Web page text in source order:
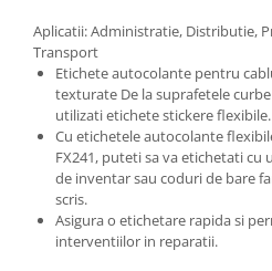
Aplicatii: Administratie, Distributie,
Transport
Etichete autocolante pentru
texturate De la suprafetele
utilizati etichete stickere flexibile.
Cu etichetele autocolante
FX241, puteti sa va etichetati
de inventar sau coduri de bare
scris.
Asigura o etichetare rapida si
interventiilor in reparatii.